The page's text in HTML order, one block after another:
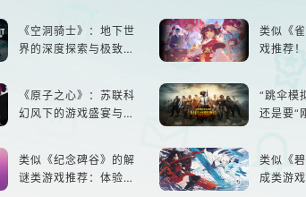
《空洞骑士》：地下世
界的深度探索与极致冒
类似《
戏推荐
《原子之心》：苏联科
幻风下的游戏盛宴与瑕
“跳伞模
还是要“
类似《纪念碑谷》的解
谜类游戏推荐：体验沉
类似《
成类游